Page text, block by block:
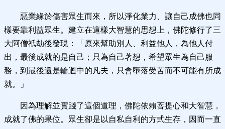
惡業緣於傷害眾生而來，所以淨化業力、讓自己成佛也同
樣要靠利益眾生。建立在這樣大智慧的思想上，佛陀修行了三
大阿僧祇劫後發現：「原來幫助別人、利益他人，為他人付
出，最後成就的是自己；只為自己著想，希望眾生為自己服
務，到最後還是輪迴中的凡夫，只會墮落受苦而不可能有所成
就。」
因為理解並實踐了這個道理，佛陀依賴菩提心和大智慧，
成就了佛的果位。眾生卻是以自私自利的方式生存，因而一直